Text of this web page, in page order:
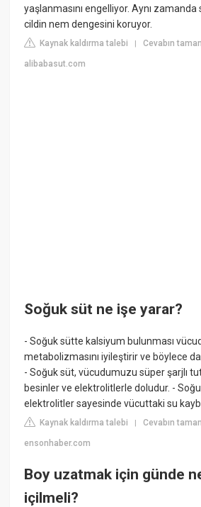
yaşlanmasını engelliyor. Aynı zamanda
cildin nem dengesini koruyor.
Kaynak kaldırma talebi |Cevabın
alibabasut.com
Soğuk süt ne işe yarar?
- Soğuk sütte kalsiyum bulunması
metabolizmasını iyileştirir ve böylece
- Soğuk süt, vücudumuzu süper şarjlı
besinler ve elektrolitlerle doludur. -
elektrolitler sayesinde vücuttaki su
Kaynak kaldırma talebi |Cevabın
ensonhaber.com
Boy uzatmak için günde
içilmeli?